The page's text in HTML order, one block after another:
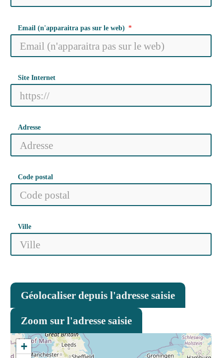
Email (n'apparaitra pas sur le web)
Site Internet
Adresse
Code postal
Ville
Géolocaliser depuis l'adresse saisie
Zoom sur l'adresse saisie
+